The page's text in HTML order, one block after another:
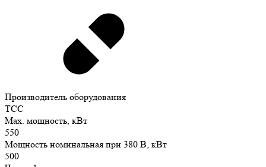
Производитель оборудования
ТСС
Max. мощность, кВт
550
Мощность номинальная при 380 В, кВт
500